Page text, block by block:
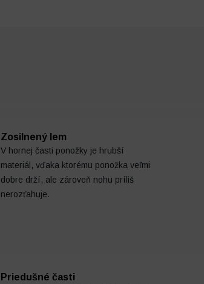
Zosilnený lem
V hornej časti ponožky je hrubší
materiál, vďaka ktorému ponožka veľmi
dobre drží, ale zároveň nohu príliš
nerozťahuje.
Priedušné časti